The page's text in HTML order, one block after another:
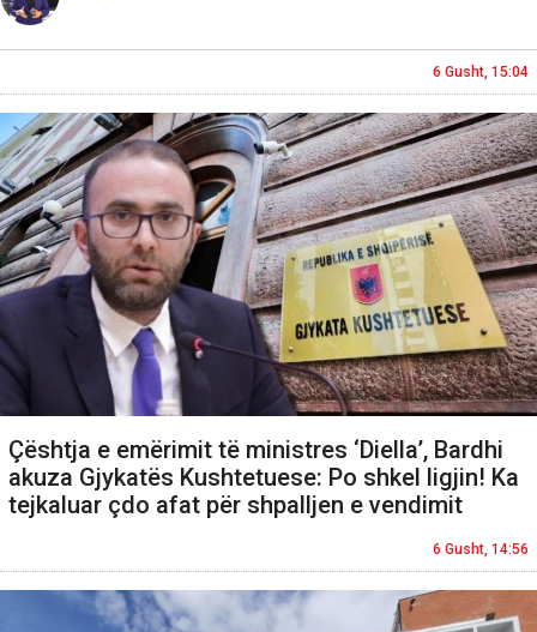
6 Gusht, 15:04
Çështja e emërimit të ministres ‘Diella’, Bardhi
akuza Gjykatës Kushtetuese: Po shkel ligjin! Ka
tejkaluar çdo afat për shpalljen e vendimit
6 Gusht, 14:56